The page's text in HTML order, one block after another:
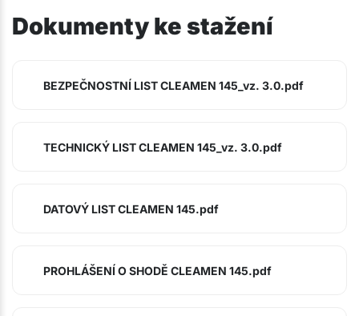
Dokumenty ke stažení
BEZPEČNOSTNÍ LIST CLEAMEN 145_vz. 3.0.pdf
TECHNICKÝ LIST CLEAMEN 145_vz. 3.0.pdf
DATOVÝ LIST CLEAMEN 145.pdf
PROHLÁŠENÍ O SHODĚ CLEAMEN 145.pdf